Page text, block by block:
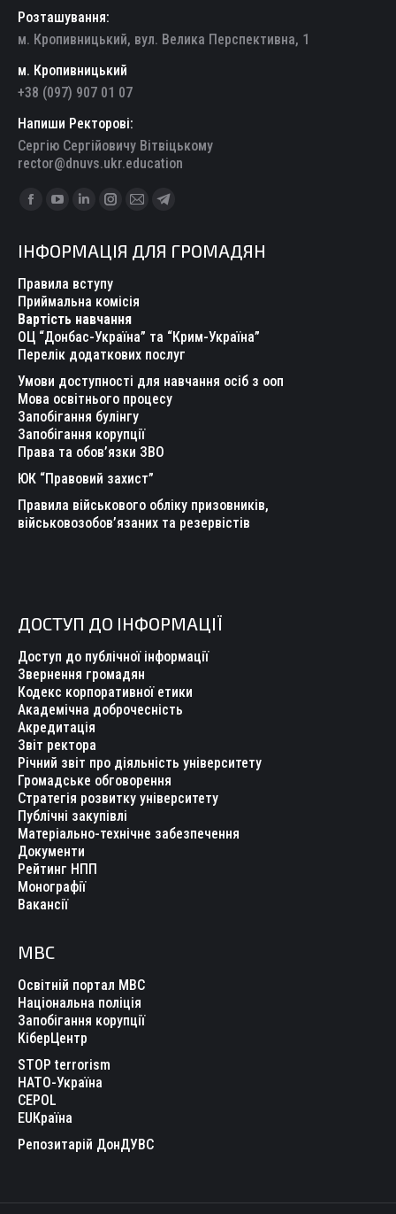
Розташування:
м. Кропивницький, вул. Велика Перспективна, 1
м. Кропивницький
+38 (097) 907 01 07
Напиши Ректорові:
Сергію Сергійовичу Вітвіцькому
rector@dnuvs.ukr.education
Find us on:
Facebook
opens
in
new
window
YouTube
opens
in
new
window
Linkedin
opens
in
new
window
Instagram
opens
in
new
window
Mail
opens
new
Telegram
opens
ІНФОРМАЦІЯ ДЛЯ ГРОМАДЯН
Правила вступу
Приймальна комісія
Вартість навчання
ОЦ “Донбас-Україна” та “Крим-Україна”
Перелік додаткових послуг
Умови доступності для навчання осіб з ооп
Мова освітнього процесу
Запобігання булінгу
Запобігання корупції
Права та обов’язки ЗВО
ЮК “Правовий захист”
Правила військового обліку призовників,
військовозобов’язаних та резервістів
ДОСТУП ДО ІНФОРМАЦІЇ
Доступ до публічної інформації
Звернення громадян
Кодекс корпоративної етики
Академічна доброчесність
Акредитація
Звіт ректора
Річний звіт про діяльність університету
Громадське обговорення
Стратегія розвитку університету
Публічні закупівлі
Матеріально-технічне забезпечення
Документи
Рейтинг НПП
Монографії
Вакансії
МВС
Освітній портал МВС
Національна поліція
Запобігання корупції
КіберЦентр
STOP terrorism
НАТО-Україна
CEPOL
EUКраїна
Репозитарій ДонДУВС